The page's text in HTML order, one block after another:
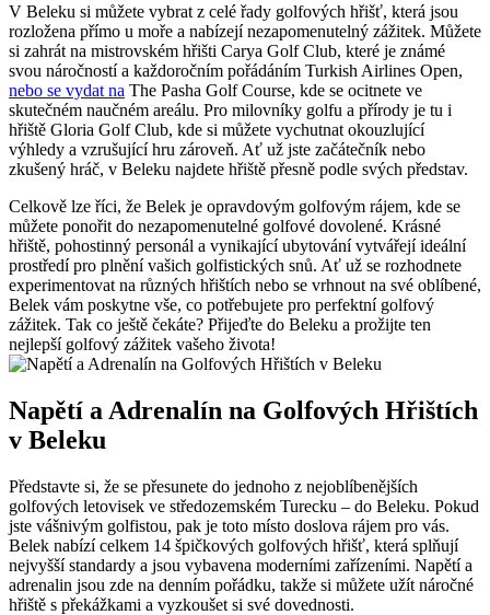
V Beleku si můžete vybrat z celé řady golfových hřišť, která jsou
rozložena přímo u moře a nabízejí nezapomenutelný zážitek. Můžete
si zahrát na mistrovském hřišti Carya Golf Club, které je známé
svou náročností a každoročním pořádáním Turkish Airlines Open,
nebo se vydat na The Pasha Golf Course, kde se ocitnete ve
skutečném naučném areálu. Pro milovníky golfu a přírody je tu i
hřiště Gloria Golf Club, kde si můžete vychutnat okouzlující
výhledy a vzrušující hru zároveň. Ať už jste začátečník nebo
zkušený hráč, v Beleku najdete hřiště přesně podle svých představ.
Celkově lze říci, že Belek je opravdovým golfovým rájem, kde se
můžete ponořit do nezapomenutelné golfové dovolené. Krásné
hřiště, pohostinný personál a vynikající ubytování vytvářejí ideální
prostředí pro plnění vašich golfistických snů. Ať už se rozhodnete
experimentovat na různých hřištích nebo se vrhnout na své oblíbené,
Belek vám poskytne vše, co potřebujete pro perfektní golfový
zážitek. Tak co ještě čekáte? Přijeďte do Beleku a prožijte ten
nejlepší golfový zážitek vašeho života!
Napětí a Adrenalín na Golfových Hřištích
v Beleku
Představte si, že se přesunete do jednoho z nejoblíbenějších
golfových letovisek ve středozemském Turecku – do Beleku. Pokud
jste vášnivým golfistou, pak je toto místo doslova rájem pro vás.
Belek nabízí celkem 14 špičkových golfových hřišť, která splňují
nejvyšší standardy a jsou vybavena moderními zařízeními. Napětí a
adrenalin jsou zde na denním pořádku, takže si můžete užít náročné
hřiště s překážkami a vyzkoušet si své dovednosti.